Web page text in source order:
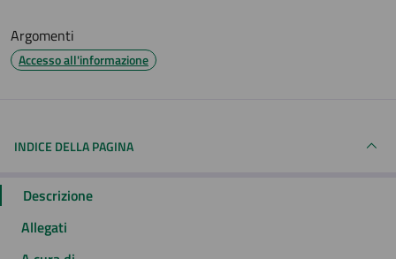
Argomenti
Accesso all'informazione
INDICE DELLA PAGINA
Descrizione
Allegati